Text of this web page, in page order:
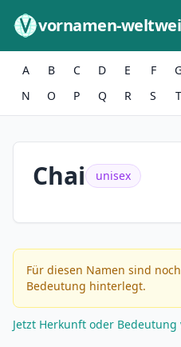
vornamen-
A B C D E F
N
O P Q R S T
Chai unisex
Für diesen Namen sind
Bedeutung hinterlegt.
Jetzt Herkunft oder